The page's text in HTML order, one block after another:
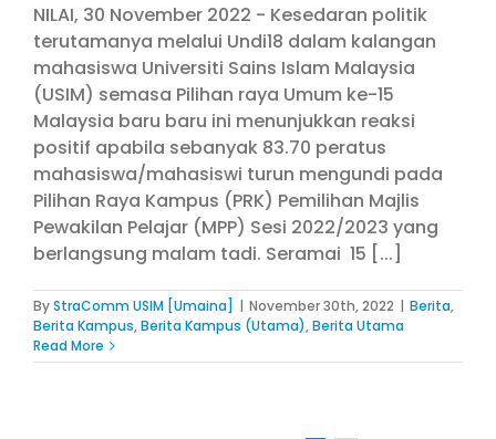
NILAI, 30 November 2022 - Kesedaran politik
terutamanya melalui Undi18 dalam kalangan
mahasiswa Universiti Sains Islam Malaysia
(USIM) semasa Pilihan raya Umum ke-15
Malaysia baru baru ini menunjukkan reaksi
positif apabila sebanyak 83.70 peratus
mahasiswa/mahasiswi turun mengundi pada
Pilihan Raya Kampus (PRK) Pemilihan Majlis
Pewakilan Pelajar (MPP) Sesi 2022/2023 yang
berlangsung malam tadi. Seramai 15 [...]
ByStraComm USIM [Umaina] | November 30th, 2022 | Berita,
Berita Kampus,Berita Kampus (Utama),Berita Utama
Read More